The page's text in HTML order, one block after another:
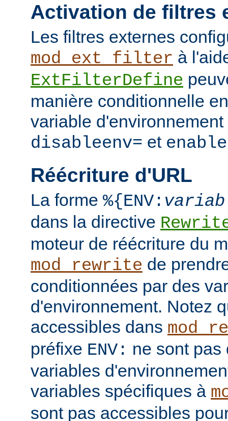
Activation de filtres
Les filtres externes
mod_ext_filter à
ExtFilterDefine
manière conditionnelle
variable
disableenv= et
Réécriture d'URL
La forme %{ENV:
dans la directive
moteur de réécriture du
mod_rewrite de
conditionnées par des
d'environnement. Notez
accessibles dans
préfixe ENV: ne sont pas
variables
variables spécifiques à
sont pas accessibles